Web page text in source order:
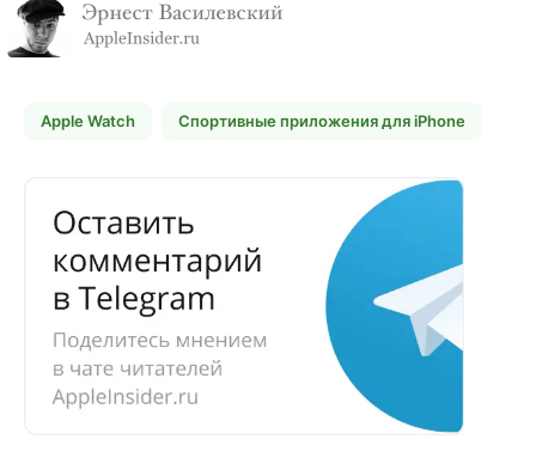
Apple Watch Спортивные приложения для iPhone